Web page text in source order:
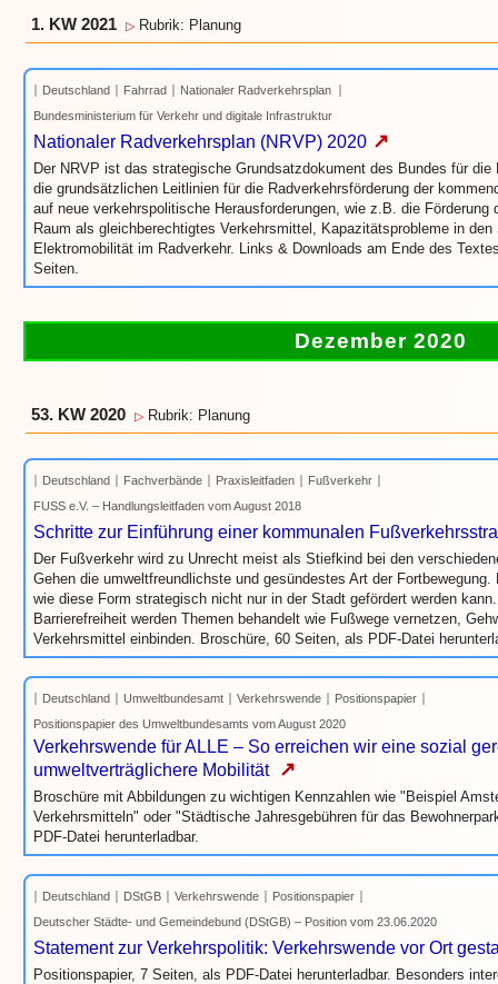
1. KW 2021 ▷ Rubrik: Planung
Deutschland Fahrrad
Nationaler Radverkehrsplan
Bundesministerium für Verkehr und digitale Infrastruktur
Nationaler Radverkehrsplan (NRVP) 2020 ↗
Der NRVP ist das strategische Grundsatzdokument des Bundes für
die grundsätzlichen Leitlinien für die Radverkehrsförderung der
auf neue verkehrspolitische Herausforderungen, wie z.B. die Förderung
Raum als gleichberechtigtes Verkehrsmittel, Kapazitätsprobleme in
Elektromobilität im Radverkehr. Links & Downloads am Ende des
Seiten.
Dezember 2020
53. KW 2020 ▷ Rubrik: Planung
Deutschland Fachverbände Praxisleitfaden
Fußverkehr
FUSS e.V. – Handlungsleitfaden vom August 2018
Schritte zur Einführung einer kommunalen
Der Fußverkehr wird zu Unrecht meist als Stiefkind bei den
Gehen die umweltfreundlichste und gesündestes Art der
wie diese Form strategisch nicht nur in der Stadt gefördert werden
Barrierefreiheit werden Themen behandelt wie Fußwege vernetzen,
Verkehrsmittel einbinden. Broschüre, 60 Seiten, als PDF-Datei
Deutschland Umweltbundesamt Verkehrswende
Positionspapier
Positionspapier des Umweltbundesamts vom August 2020
Verkehrswende für ALLE – So erreichen wir eine sozial
umweltverträglichere Mobilität ↗
Broschüre mit Abbildungen zu wichtigen Kennzahlen wie "Beispiel
Verkehrsmitteln" oder "Städtische Jahresgebühren für das
PDF-Datei herunterladbar.
Deutschland DStGB Verkehrswende
Positionspapier
Deutscher Städte- und Gemeindebund (DStGB) – Position vom 23.06.2020
Statement zur Verkehrspolitik: Verkehrswende vor Ort
Positionspapier, 7 Seiten, als PDF-Datei herunterladbar. Besonders